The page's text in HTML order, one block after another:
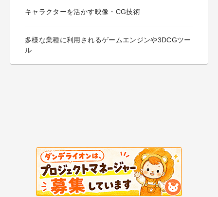
キャラクターを活かす映像・CG技術
多様な業種に利用されるゲームエンジンや3DCGツー
ル